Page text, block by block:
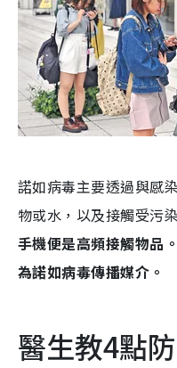
諾如病毒主要透過與感
物或水，以及接觸受污
手機便是高頻接觸物品
為諾如病毒傳播媒介。
醫生教4點